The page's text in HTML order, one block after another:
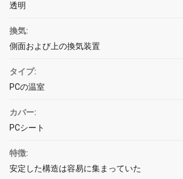
透明
換気:
側面および上の換気装置
タイプ:
PCの温室
カバー:
PCシート
特徴:
安定した構造は容易に集まっていた